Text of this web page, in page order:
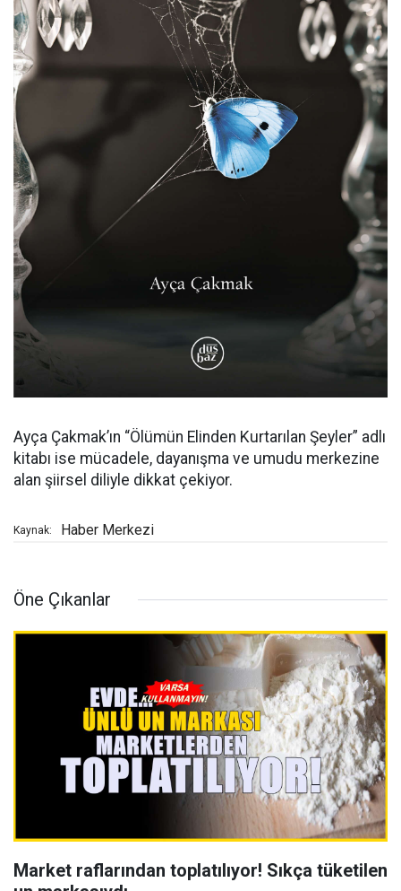
Ayça Çakmak’ın “Ölümün Elinden Kurtarılan Şeyler” adlı
kitabı ise mücadele, dayanışma ve umudu merkezine
alan şiirsel diliyle dikkat çekiyor.
Kaynak: Haber Merkezi
Öne Çıkanlar
Market raflarından toplatılıyor! Sıkça tüketilen